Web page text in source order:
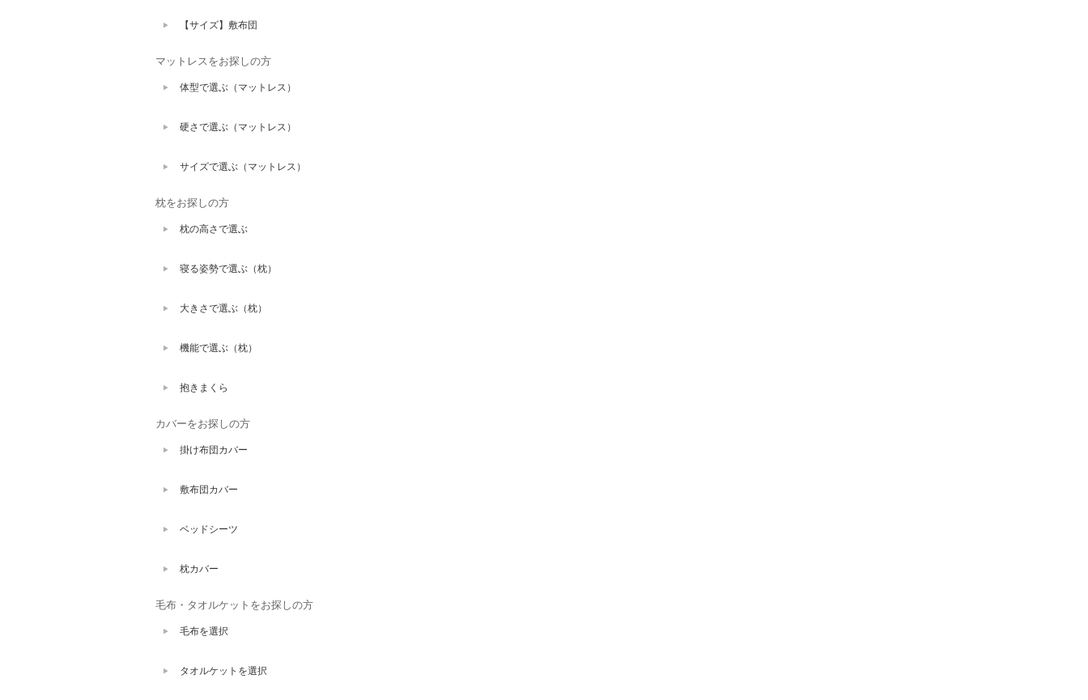
【サイズ】敷布団
マットレスをお探しの方
体型で選ぶ（マットレス）
硬さで選ぶ（マットレス）
サイズで選ぶ（マットレス）
枕をお探しの方
枕の高さで選ぶ
寝る姿勢で選ぶ（枕）
大きさで選ぶ（枕）
機能で選ぶ（枕）
抱きまくら
カバーをお探しの方
掛け布団カバー
敷布団カバー
ベッドシーツ
枕カバー
毛布・タオルケットをお探しの方
毛布を選択
タオルケットを選択